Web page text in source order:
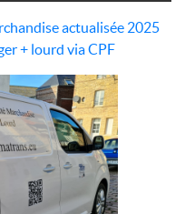
actualisée 2025
+ lourd via CPF